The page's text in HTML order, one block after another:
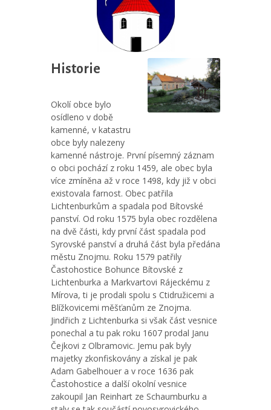
Historie
Okolí obce bylo
osídleno v době
kamenné, v katastru
obce byly nalezeny
kamenné nástroje. První písemný záznam
o obci pochází z roku 1459, ale obec byla
více zmíněna až v roce 1498, kdy již v obci
existovala farnost. Obec patřila
Lichtenburkům a spadala pod Bítovské
panství. Od roku 1575 byla obec rozdělena
na dvě části, kdy první část spadala pod
Syrovské panství a druhá část byla předána
městu Znojmu. Roku 1579 patřily
Častohostice Bohunce Bítovské z
Lichtenburka a Markvartovi Rájeckému z
Mírova, ti je prodali spolu s Ctidružicemi a
Blížkovicemi měšťanům ze Znojma.
Jindřich z Lichtenburka si však část vesnice
ponechal a tu pak roku 1607 prodal Janu
Čejkovi z Olbramovic. Jemu pak byly
majetky zkonfiskovány a získal je pak
Adam Gabelhouer a v roce 1636 pak
Častohostice a další okolní vesnice
zakoupil Jan Reinhart ze Schaumburku a